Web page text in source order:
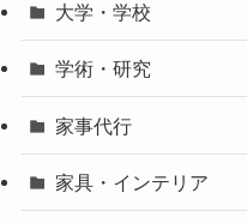
大学・学校
学術・研究
家事代行
家具・インテリア